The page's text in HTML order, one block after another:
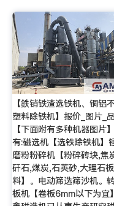
【鉄销铁渣选铁机、铜铝
塑料除铁机】报价_图片_
【下面附有多种机器图片
有:磁选机【选铁除铁机】
磨粉粉碎机【粉碎砖块,焦
矸石,煤炭,石英砂,大理石板
料】。电动筛选筛沙机。
板机【卷板6mm以下为宜